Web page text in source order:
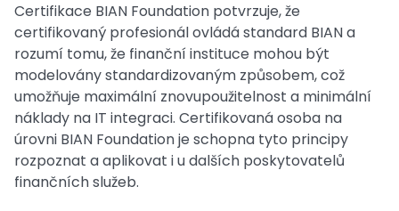
Certifikace BIAN Foundation potvrzuje, že
certifikovaný profesionál ovládá standard BIAN a
rozumí tomu, že finanční instituce mohou být
modelovány standardizovaným způsobem, což
umožňuje maximální znovupoužitelnost a minimální
náklady na IT integraci. Certifikovaná osoba na
úrovni BIAN Foundation je schopna tyto principy
rozpoznat a aplikovat i u dalších poskytovatelů
finančních služeb.